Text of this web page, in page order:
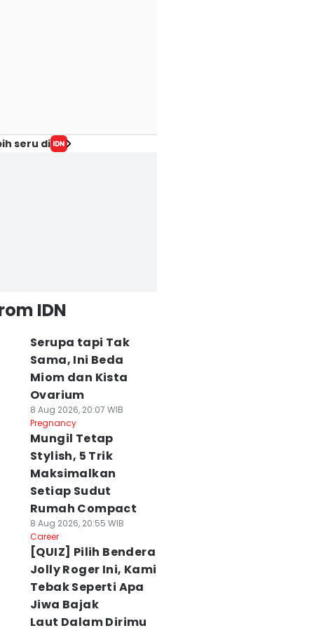
seru di
IDN
Serupa tapi Tak
Sama, Ini Beda
Miom dan Kista
Ovarium
8 Aug 2026, 20:07 WIB
Pregnancy
Mungil Tetap
Stylish, 5 Trik
Maksimalkan
Setiap Sudut
Rumah Compact
8 Aug 2026, 20:55 WIB
Career
[QUIZ] Pilih Bendera
Jolly Roger Ini, Kami
Tebak Seperti Apa
Jiwa Bajak
Laut Dalam Dirimu